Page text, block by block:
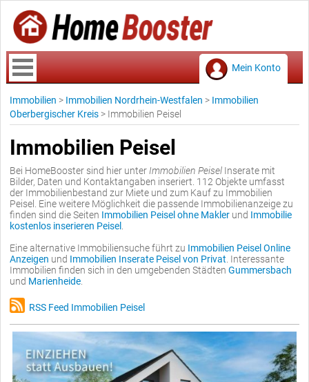
Mein Konto
Immobilien > Immobilien Nordrhein-Westfalen > Immobilien
Oberbergischer Kreis > Immobilien Peisel
Immobilien Peisel
Bei HomeBooster sind hier unter Immobilien Peisel Inserate mit
Bilder, Daten und Kontaktangaben inseriert. 112 Objekte umfasst
der Immobilienbestand zur Miete und zum Kauf zu Immobilien
Peisel. Eine weitere Möglichkeit die passende Immobilienanzeige zu
finden sind die Seiten Immobilien Peisel ohne Makler und Immobilie
kostenlos inserieren Peisel
Eine alternative Immobiliensuche führt zu Immobilien Peisel Online
Anzeigen und Immobilien Inserate Peisel von Privat . Interessante
Immobilien finden sich in den umgebenden Städten Gummersbach
und Marienheide
RSS Feed Immobilien Peisel